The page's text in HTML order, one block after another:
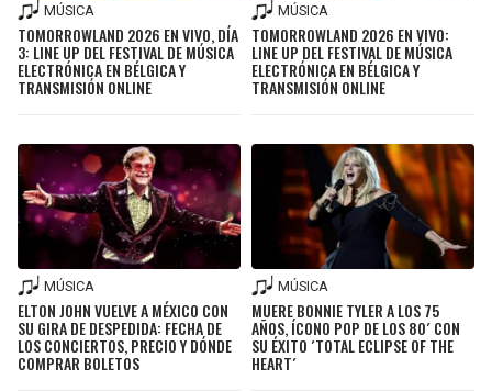
MÚSICA
TOMORROWLAND 2026 EN VIVO, DÍA
3: LINE UP DEL FESTIVAL DE MÚSICA
ELECTRÓNICA EN BÉLGICA Y
TRANSMISIÓN ONLINE
MÚSICA
TOMORROWLAND 2026 EN VIVO:
LINE UP DEL FESTIVAL DE MÚSICA
ELECTRÓNICA EN BÉLGICA Y
TRANSMISIÓN ONLINE
MÚSICA
ELTON JOHN VUELVE A MÉXICO CON
SU GIRA DE DESPEDIDA: FECHA DE
LOS CONCIERTOS, PRECIO Y DÓNDE
COMPRAR BOLETOS
MÚSICA
MUERE BONNIE TYLER A LOS 75
AÑOS, ÍCONO POP DE LOS 80´ CON
SU ÉXITO ´TOTAL ECLIPSE OF THE
HEART´